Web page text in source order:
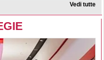
Vedi tutte